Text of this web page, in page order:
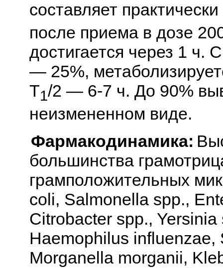
составляет
после приема в дозе
достигается через 1 ч.
— 25%,
T1/2 — 6-7 ч. До 90%
неизмененном виде.
Фармакодинамика:
большинства
грамположительных
coli, Salmonella spp.,
Citrobacter spp.,
Haemophilus
Morganella morganii,